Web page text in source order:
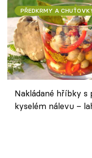
PŘEDKRMY A
Nakládané hříbky s
kyselém nálevu –